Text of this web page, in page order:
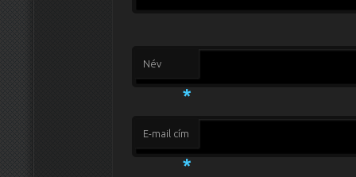
Név
*
E-mail cím
*